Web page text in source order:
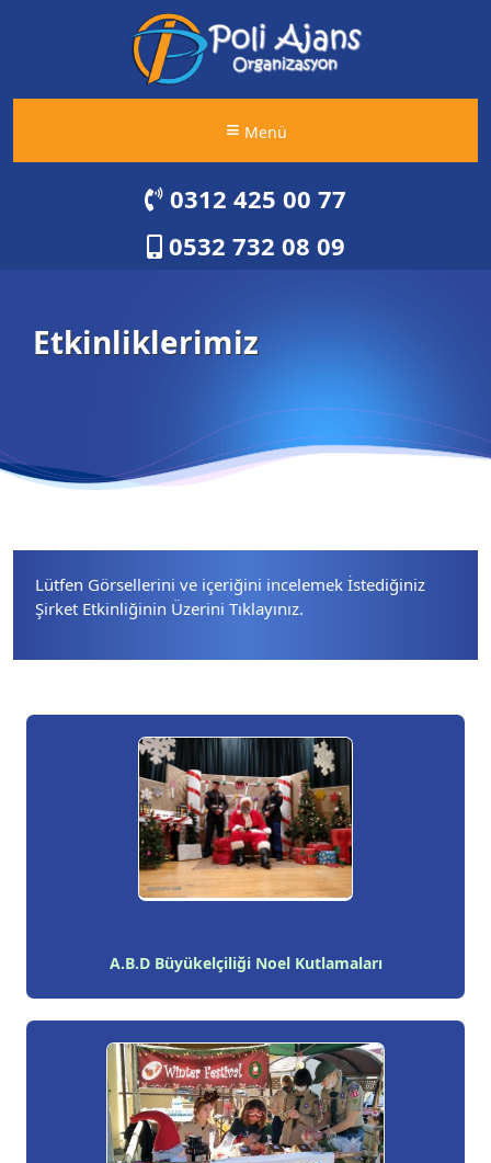
Menü
0312 425 00 77
0532 732 08 09
Etkinliklerimiz
Lütfen Görsellerini ve içeriğini incelemek İstediğiniz
Şirket Etkinliğinin Üzerini Tıklayınız.
A.B.D Büyükelçiliği Noel Kutlamaları